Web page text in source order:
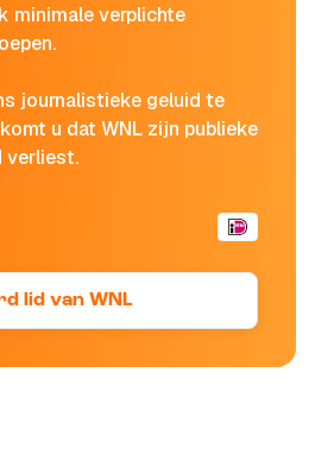
minimale verplichte
journalistieke geluid te
u dat WNL zijn publieke
verliest.
lid van WNL